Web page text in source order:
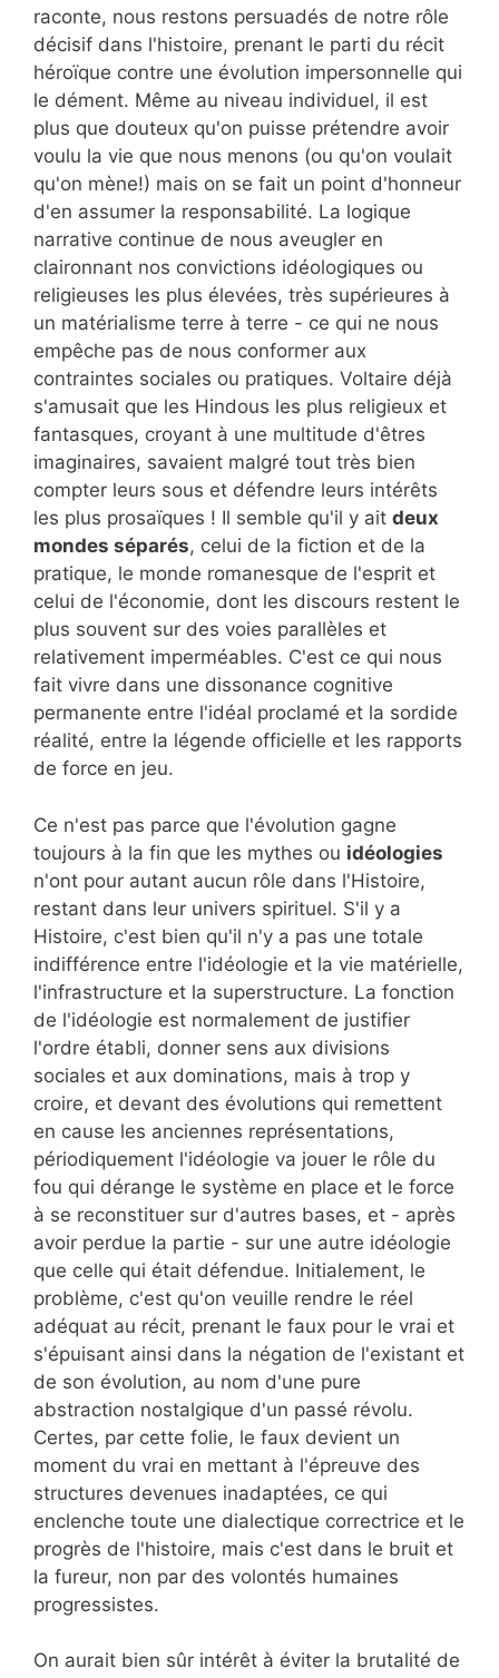
raconte, nous restons persuadés de notre rôle
décisif dans l'histoire, prenant le parti du récit
héroïque contre une évolution impersonnelle qui
le dément. Même au niveau individuel, il est
plus que douteux qu'on puisse prétendre avoir
voulu la vie que nous menons (ou qu'on voulait
qu'on mène!) mais on se fait un point d'honneur
d'en assumer la responsabilité. La logique
narrative continue de nous aveugler en
claironnant nos convictions idéologiques ou
religieuses les plus élevées, très supérieures à
un matérialisme terre à terre - ce qui ne nous
empêche pas de nous conformer aux
contraintes sociales ou pratiques. Voltaire déjà
s'amusait que les Hindous les plus religieux et
fantasques, croyant à une multitude d'êtres
imaginaires, savaient malgré tout très bien
compter leurs sous et défendre leurs intérêts
les plus prosaïques ! Il semble qu'il y ait deux
mondes séparés, celui de la fiction et de la
pratique, le monde romanesque de l'esprit et
celui de l'économie, dont les discours restent le
plus souvent sur des voies parallèles et
relativement imperméables. C'est ce qui nous
fait vivre dans une dissonance cognitive
permanente entre l'idéal proclamé et la sordide
réalité, entre la légende officielle et les rapports
de force en jeu.
Ce n'est pas parce que l'évolution gagne
toujours à la fin que les mythes ou idéologies
n'ont pour autant aucun rôle dans l'Histoire,
restant dans leur univers spirituel. S'il y a
Histoire, c'est bien qu'il n'y a pas une totale
indifférence entre l'idéologie et la vie matérielle,
l'infrastructure et la superstructure. La fonction
de l'idéologie est normalement de justifier
l'ordre établi, donner sens aux divisions
sociales et aux dominations, mais à trop y
croire, et devant des évolutions qui remettent
en cause les anciennes représentations,
périodiquement l'idéologie va jouer le rôle du
fou qui dérange le système en place et le force
à se reconstituer sur d'autres bases, et - après
avoir perdue la partie - sur une autre idéologie
que celle qui était défendue. Initialement, le
problème, c'est qu'on veuille rendre le réel
adéquat au récit, prenant le faux pour le vrai et
s'épuisant ainsi dans la négation de l'existant et
de son évolution, au nom d'une pure
abstraction nostalgique d'un passé révolu.
Certes, par cette folie, le faux devient un
moment du vrai en mettant à l'épreuve des
structures devenues inadaptées, ce qui
enclenche toute une dialectique correctrice et le
progrès de l'histoire, mais c'est dans le bruit et
la fureur, non par des volontés humaines
progressistes.
On aurait bien sûr intérêt à éviter la brutalité de